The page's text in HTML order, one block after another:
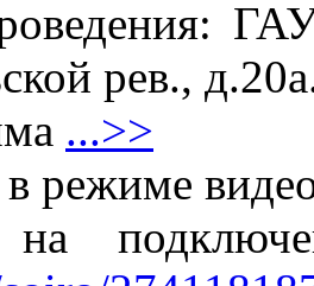
рев.,
...>>
режиме
на